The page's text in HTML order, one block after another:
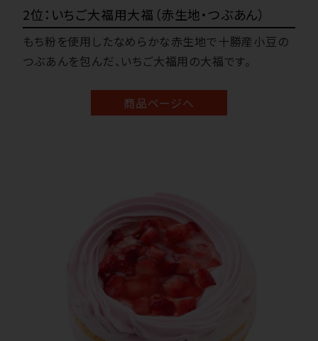
2位：いちご大福用大福（赤生地・つぶあん）
もち粉を使用したなめらかな赤生地で十勝産小豆の
つぶあんを包んだ、いちご大福用の大福です。
商品ページへ